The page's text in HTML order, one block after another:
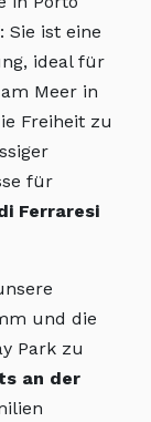
Sie ist eine
ideal für
Meer in
Freiheit zu
für
Ferraresi
und die
Park zu
an der